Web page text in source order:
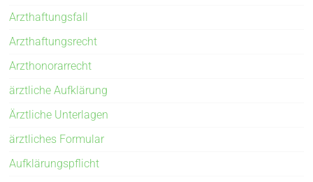
Arzthaftungsfall
Arzthaftungsrecht
Arzthonorarrecht
ärztliche Aufklärung
Ärztliche Unterlagen
ärztliches Formular
Aufklärungspflicht